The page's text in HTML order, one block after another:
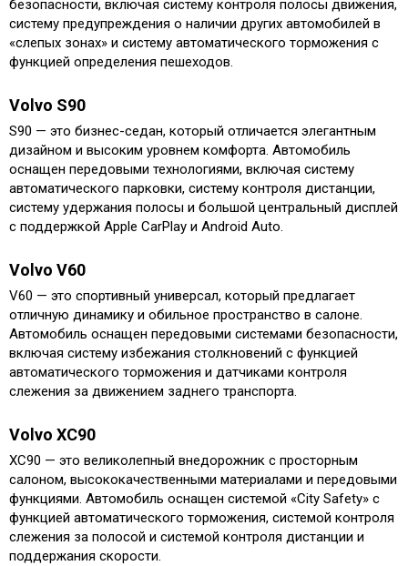
безопасности, включая систему контроля полосы движения,
систему предупреждения о наличии других автомобилей в
«слепых зонах» и систему автоматического торможения с
функцией определения пешеходов.
Volvo S90
S90 — это бизнес-седан, который отличается элегантным
дизайном и высоким уровнем комфорта. Автомобиль
оснащен передовыми технологиями, включая систему
автоматического парковки, систему контроля дистанции,
систему удержания полосы и большой центральный дисплей
с поддержкой Apple CarPlay и Android Auto.
Volvo V60
V60 — это спортивный универсал, который предлагает
отличную динамику и обильное пространство в салоне.
Автомобиль оснащен передовыми системами безопасности,
включая систему избежания столкновений с функцией
автоматического торможения и датчиками контроля
слежения за движением заднего транспорта.
Volvo XC90
XC90 — это великолепный внедорожник с просторным
салоном, высококачественными материалами и передовыми
функциями. Автомобиль оснащен системой «City Safety» с
функцией автоматического торможения, системой контроля
слежения за полосой и системой контроля дистанции и
поддержания скорости.